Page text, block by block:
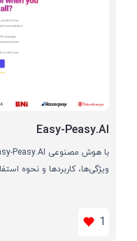
Easy-Peasy.AI
ویژگی‌ها، کاربردها و نحوه
1